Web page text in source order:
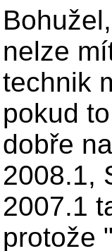
nelze
technik
pokud
dobře
2008.1,
2007.1
protože